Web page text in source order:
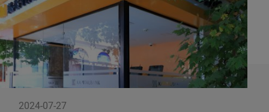
2024-07-27